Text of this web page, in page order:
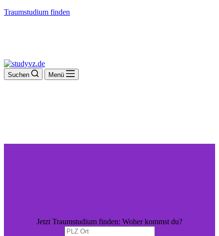
Traumstudium finden
Suchen Menü
Jetzt Traumstudium finden: Woher kommst du?